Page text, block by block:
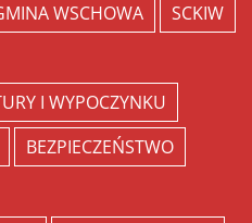
WSCHOWA
SCKIW
I WYPOCZYNKU
BEZPIECZEŃSTWO